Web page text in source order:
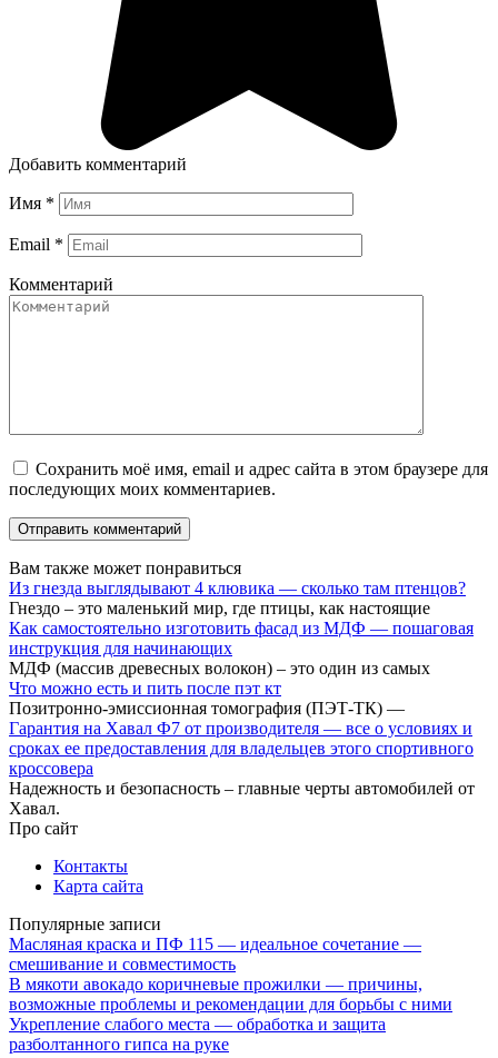
Добавить комментарий
Имя *
Email *
Комментарий
Сохранить моё имя, email и адрес сайта в этом браузере для
последующих моих комментариев.
Вам также может понравиться
Из гнезда выглядывают 4 клювика — сколько там птенцов?
Гнездо – это маленький мир, где птицы, как настоящие
Как самостоятельно изготовить фасад из МДФ — пошаговая
инструкция для начинающих
МДФ (массив древесных волокон) – это один из самых
Что можно есть и пить после пэт кт
Позитронно-эмиссионная томография (ПЭТ-ТК) —
Гарантия на Хавал Ф7 от производителя — все о условиях и
сроках ее предоставления для владельцев этого спортивного
кроссовера
Надежность и безопасность – главные черты автомобилей от
Хавал.
Про сайт
Контакты
Карта сайта
Популярные записи
Масляная краска и ПФ 115 — идеальное сочетание —
смешивание и совместимость
В мякоти авокадо коричневые прожилки — причины,
возможные проблемы и рекомендации для борьбы с ними
Укрепление слабого места — обработка и защита
разболтанного гипса на руке